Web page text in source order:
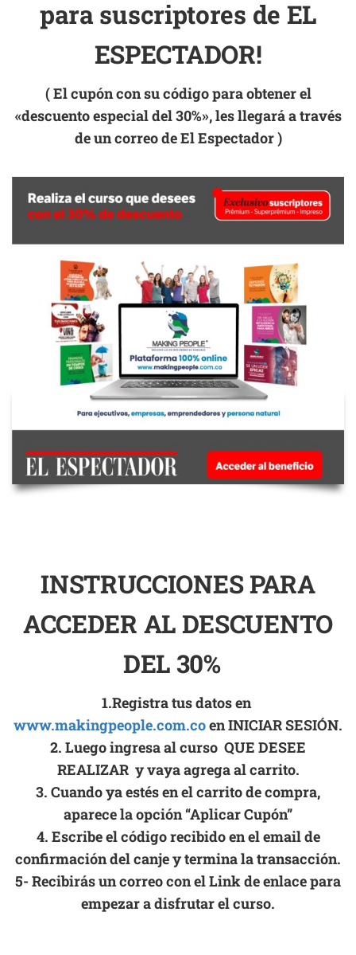
para suscriptores de EL
ESPECTADOR!
( El cupón con su código para obtener el
«descuento especial del 30%», les llegará a través
de un correo de El Espectador )
INSTRUCCIONES PARA
ACCEDER AL DESCUENTO
DEL 30%
1.Registra tus datos en
www.makingpeople.com.coen INICIAR SESIÓN.
2. Luego ingresa al curso QUE DESEE
REALIZAR y vaya agrega al carrito.
3. Cuando ya estés en el carrito de compra,
aparece la opción “Aplicar Cupón”
4. Escribe el código recibido en el email de
confirmación del canje y termina la transacción.
5- Recibirás un correo con el Link de enlace para
empezar a disfrutar el curso.